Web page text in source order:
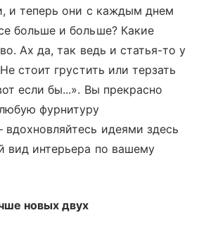
и теперь они с каждым днем
больше и больше? Какие
Ах да, так ведь и статья-то у
стоит грустить или терзать
если бы...». Вы прекрасно
фурнитуру
идеями здесь
вид интерьера по вашему
новых двух